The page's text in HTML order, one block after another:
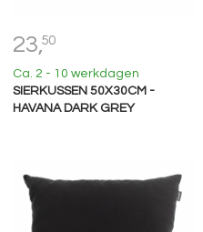
23,50
Ca. 2 - 10 werkdagen
SIERKUSSEN 50X30CM -
HAVANA DARK GREY